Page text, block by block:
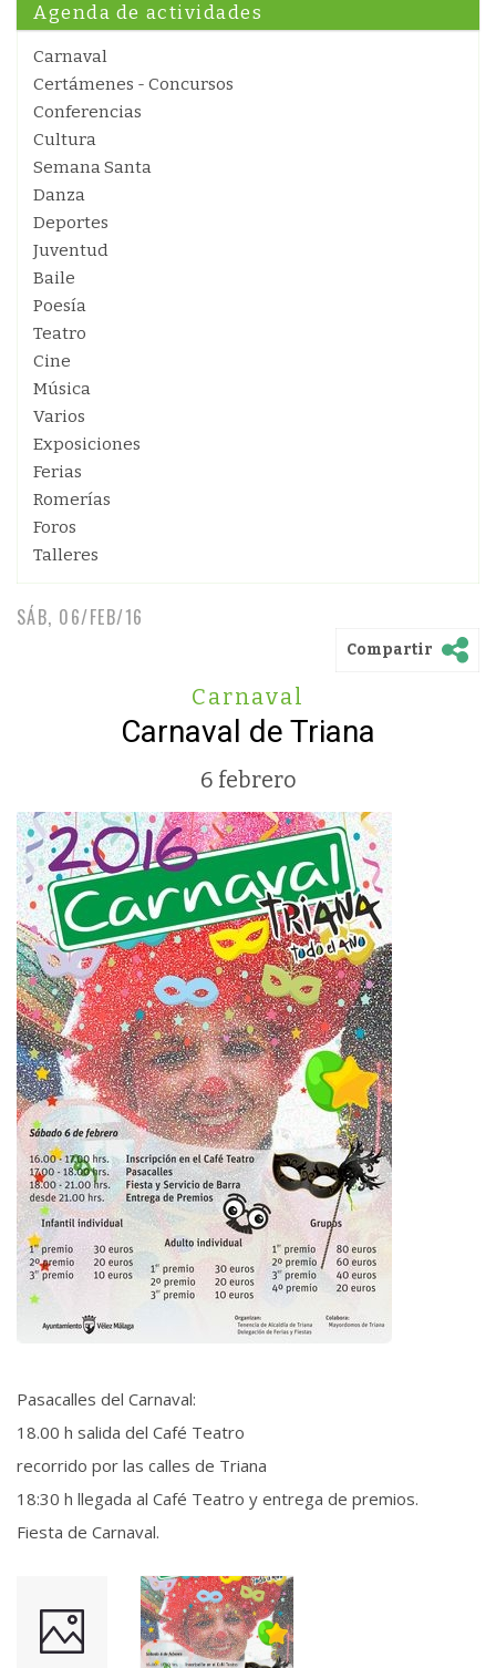
Agenda de actividades
Carnaval
Certámenes - Concursos
Conferencias
Cultura
Semana Santa
Danza
Deportes
Juventud
Baile
Poesía
Teatro
Cine
Música
Varios
Exposiciones
Ferias
Romerías
Foros
Talleres
SÁB, 06/FEB/16
Compartir
Carnaval
Carnaval de Triana
6 febrero
Pasacalles del Carnaval:
18.00 h salida del Café Teatro
recorrido por las calles de Triana
18:30 h llegada al Café Teatro y entrega de premios.
Fiesta de Carnaval.